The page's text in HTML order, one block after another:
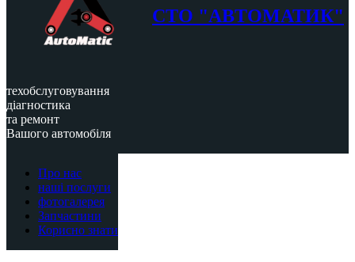
СТО "АВТОМАТИК"
техобслуговування
діагностика
та ремонт
Вашого автомобіля
Про нас
наші послуги
фотогалерея
Запчастини
Корисно знати